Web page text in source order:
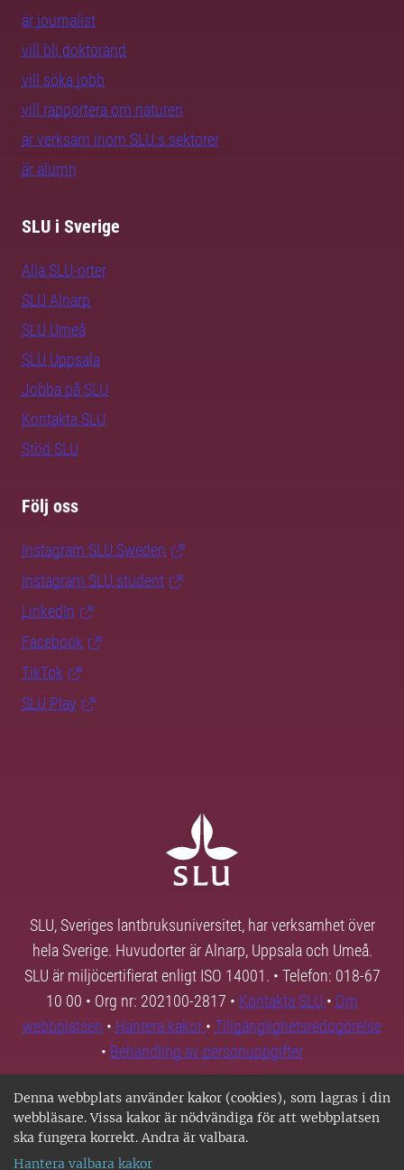
Denna webbplats använder kakor (cookies), som lagras i din
webbläsare. Vissa kakor är nödvändiga för att webbplatsen
ska fungera korrekt. Andra är valbara.
Hantera valbara kakor
är journalist
vill bli doktorand
vill söka jobb
vill rapportera om naturen
är verksam inom SLU:s sektorer
är alumn
SLU i Sverige
Alla SLU-orter
SLU Alnarp
SLU Umeå
SLU Uppsala
Jobba på SLU
Kontakta SLU
Stöd SLU
Följ oss
Instagram SLU.Sweden
Instagram SLU.student
LinkedIn
Facebook
TikTok
SLU Play
SLU, Sveriges lantbruksuniversitet, har verksamhet över
hela Sverige. Huvudorter är Alnarp, Uppsala och Umeå.
SLU är miljöcertifierat enligt ISO 14001. • Telefon: 018-67
10 00 • Org nr: 202100-2817 • Kontakta SLU • Om
webbplatsen • Hantera kakor • Tillgänglighetsredogörelse
• Behandling av personuppgifter